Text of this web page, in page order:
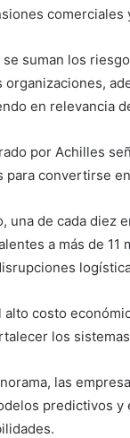
suman los
organizaciones,
en relevancia
por Achilles
para convertirse
una de cada diez
a más de
alto costo
los
las
predictivos